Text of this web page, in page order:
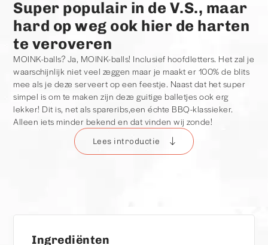
Super populair in de V.S., maar
hard op weg ook hier de harten
te veroveren
MOINK-balls? Ja, MOINK-balls! Inclusief hoofdletters. Het zal je
waarschijnlijk niet veel zeggen maar je maakt er 100% de blits
mee als je deze serveert op een feestje. Naast dat het super
simpel is om te maken zijn deze guitige balletjes ook erg
lekker! Dit is, net als spareribs,een échte BBQ-klassieker.
Alleen iets minder bekend en dat vinden wij zonde!
Lees introductie
originele recept is als geintje bedacht door Larry Gaian
Italiaanse diepvries gehaktballetjes. Nu houden wij daar niet
Ingrediënten